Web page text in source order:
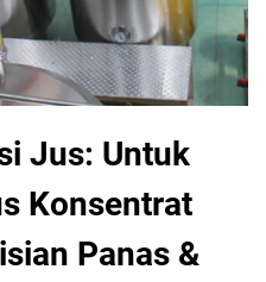
Jus: Untuk
Konsentrat
Panas &